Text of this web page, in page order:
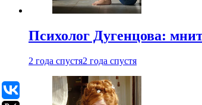
Психолог Дугенцова:
2 года спустя2 года спустя